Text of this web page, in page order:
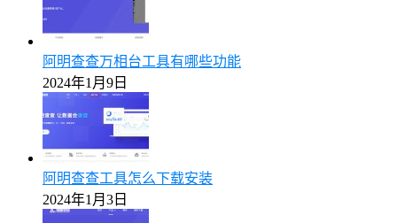
阿明查查万相台工具有哪些功能
2024年1月9日
阿明查查工具怎么下载安装
2024年1月3日